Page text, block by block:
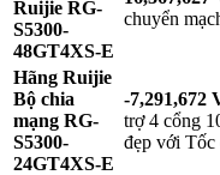
Ruijie RG-
S5300-
48GT4XS-E
chuyển
Hãng Ruijie
Bộ chia
mạng RG-
S5300-
24GT4XS-E
-7,291,672
trợ 4 cổng
đẹp với Tốc